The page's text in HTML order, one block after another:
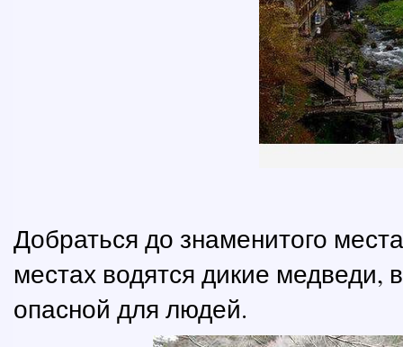
Добраться до знаменитого
местах водятся дикие медведи,
опасной для людей.